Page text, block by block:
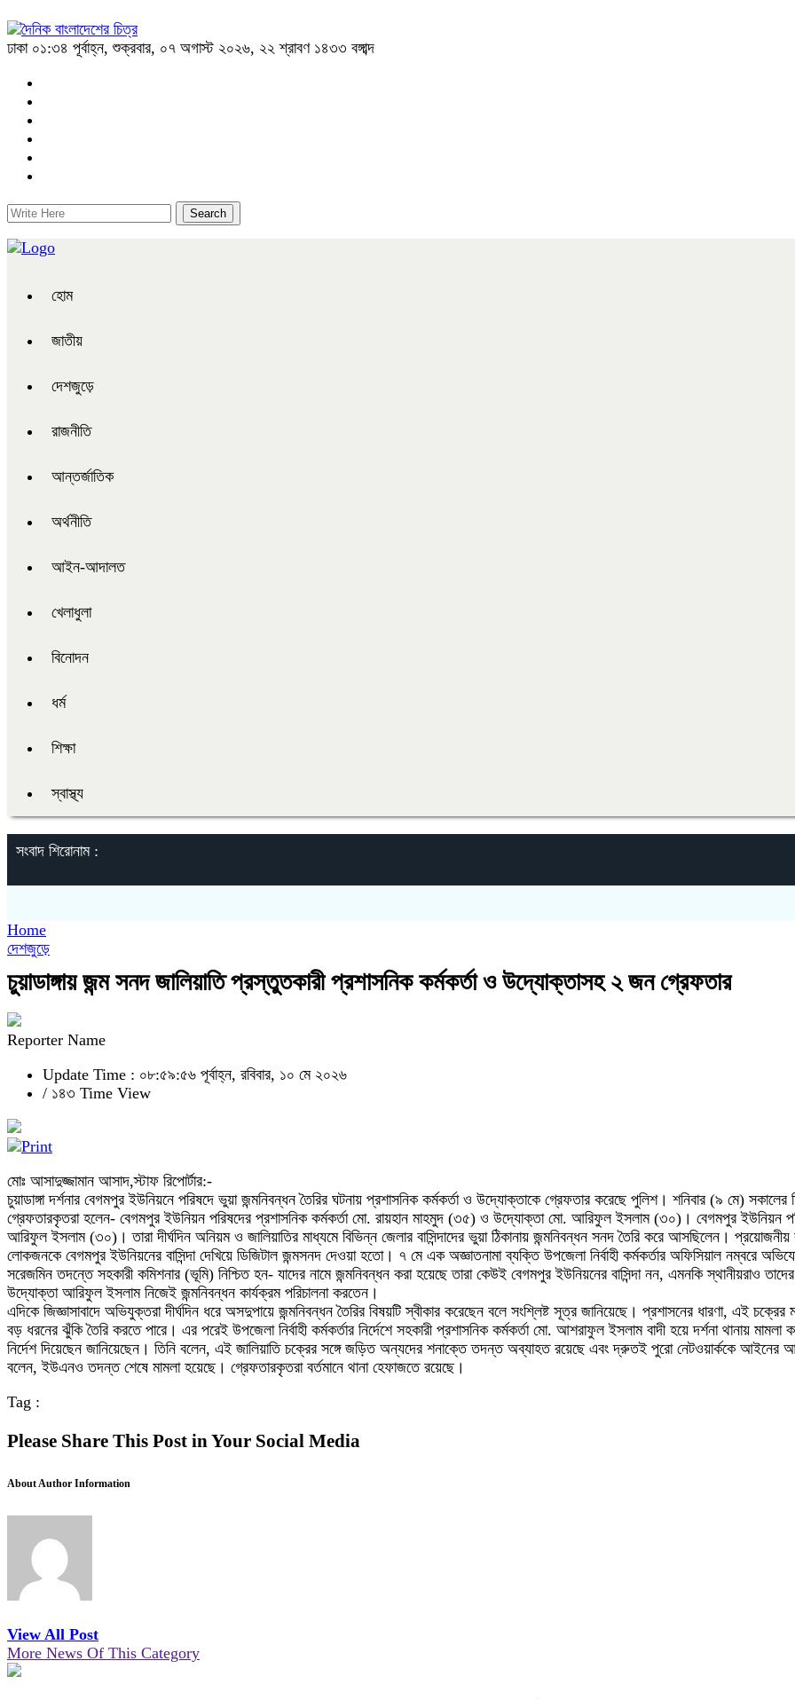
ঢাকা ০১:৩৪ পূর্বাহ্ন, শুক্রবার, ০৭ অগাস্ট ২০২৬, ২২ শ্রাবণ ১৪৩৩ বঙ্গাব্দ
হোম
জাতীয়
দেশজুড়ে
রাজনীতি
আন্তর্জাতিক
অর্থনীতি
আইন-আদালত
খেলাধুলা
বিনোদন
ধর্ম
শিক্ষা
স্বাস্থ্য
সংবাদ শিরোনাম :
Home
দেশজুড়ে
চুয়াডাঙ্গায় জন্ম সনদ জালিয়াতি প্রস্তুতকারী প্রশাসনিক কর্মকর্তা ও উদ্যোক্তাসহ ২ জন গ্রেফতার
Reporter Name
Update Time : ০৮:৫৯:৫৬ পূর্বাহ্ন, রবিবার, ১০ মে ২০২৬
/ ১৪৩ Time View
মোঃ আসাদুজ্জামান আসাদ,স্টাফ রিপোর্টার:-
চুয়াডাঙ্গা দর্শনার বেগমপুর ইউনিয়নে পরিষদে ভুয়া জন্মনিবন্ধন তৈরির ঘটনায় প্রশাসনিক কর্মকর্তা ও উদ্যোক্তাকে গ্রেফতার করেছে পুলিশ। শনিবার (৯ মে)
গ্রেফতারকৃতরা হলেন- বেগমপুর ইউনিয়ন পরিষদের প্রশাসনিক কর্মকর্তা মো. রায়হান মাহমুদ (৩৫) ও উদ্যোক্তা মো. আরিফুল ইসলাম (৩০)। বেগমপুর ইউনিয়ন
আরিফুল ইসলাম (৩০)। তারা দীর্ঘদিন অনিয়ম ও জালিয়াতির মাধ্যমে বিভিন্ন জেলার বাসিন্দাদের ভুয়া ঠিকানায় জন্মনিবন্ধন সনদ তৈরি করে আসছিলেন।
লোকজনকে বেগমপুর ইউনিয়নের বাসিন্দা দেখিয়ে ডিজিটাল জন্মসনদ দেওয়া হতো। ৭ মে এক অজ্ঞাতনামা ব্যক্তি উপজেলা নির্বাহী কর্মকর্তার অফিসিয়াল
সরেজমিন তদন্তে সহকারী কমিশনার (ভূমি) নিশ্চিত হন- যাদের নামে জন্মনিবন্ধন করা হয়েছে তারা কেউই বেগমপুর ইউনিয়নের বাসিন্দা নন, এমনকি স্থানীয়রাও
উদ্যোক্তা আরিফুল ইসলাম নিজেই জন্মনিবন্ধন কার্যক্রম পরিচালনা করতেন।
এদিকে জিজ্ঞাসাবাদে অভিযুক্তরা দীর্ঘদিন ধরে অসদুপায়ে জন্মনিবন্ধন তৈরির বিষয়টি স্বীকার করেছেন বলে সংশ্লিষ্ট সূত্র জানিয়েছে। প্রশাসনের ধারণা, এই
বড় ধরনের ঝুঁকি তৈরি করতে পারে। এর পরেই উপজেলা নির্বাহী কর্মকর্তার নির্দেশে সহকারী প্রশাসনিক কর্মকর্তা মো. আশরাফুল ইসলাম বাদী হয়ে দর্শনা থানায়
নির্দেশ দিয়েছেন জানিয়েছেন। তিনি বলেন, এই জালিয়াতি চক্রের সঙ্গে জড়িত অন্যদের শনাক্তে তদন্ত অব্যাহত রয়েছে এবং দ্রুতই পুরো নেটওয়ার্ককে আইনের
বলেন, ইউএনও তদন্ত শেষে মামলা হয়েছে। গ্রেফতারকৃতরা বর্তমানে থানা হেফাজতে রয়েছে।
Tag :
Please Share This Post in Your Social Media
About Author Information
View All Post
More News Of This Category